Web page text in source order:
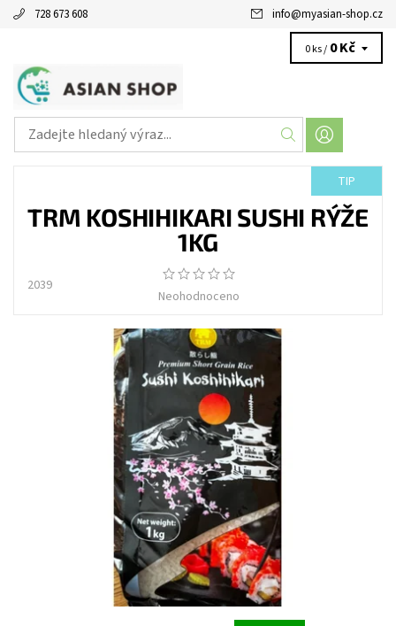
728 673 608 info@myasian-shop.cz
0 ks / 0 Kč
TIP
TRM KOSHIHIKARI SUSHI RÝŽE
1KG
2039
Neohodnoceno